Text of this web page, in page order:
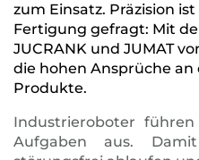
zum Einsatz. Präzision
Fertigung gefragt: Mit
JUCRANK und JUMAT
die hohen Ansprüche an
Produkte.
Industrieroboter
Aufgaben aus.